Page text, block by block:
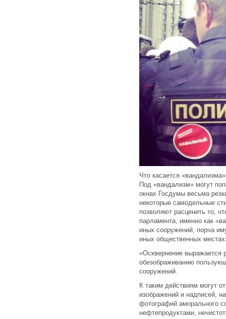
Что касается
Под «вандализм» могут
окнах Госдумы весьма
некоторые самодельные
позволяют расценить то,
парламента, именно как
иных сооружений, порча
иных общественных
«Осквернение выражается
обезображиванию
сооружений.
К таким действиям могут
изображений и надписей,
фотографий аморального
нефтепродуктами,